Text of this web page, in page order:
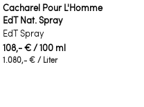
Cacharel Pour L'Homme
EdT Nat. Spray
EdT Spray
108,- € / 100 ml
1.080,- € / Liter